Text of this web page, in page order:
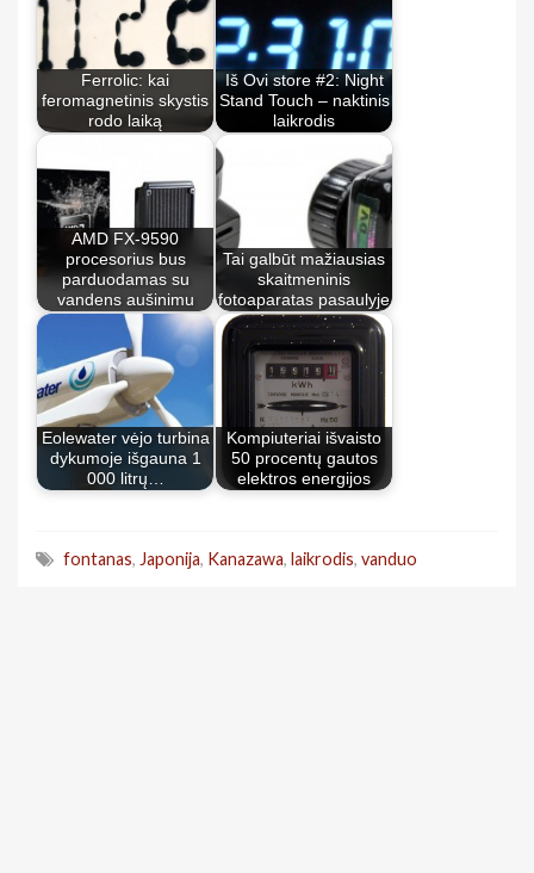
Ferrolic: kai
feromagnetinis skystis
rodo laiką
Iš Ovi store #2: Night
Stand Touch – naktinis
laikrodis
AMD FX-9590
procesorius bus
parduodamas su
vandens aušinimu
Tai galbūt mažiausias
skaitmeninis
fotoaparatas pasaulyje
Eolewater vėjo turbina
dykumoje išgauna 1
000 litrų…
Kompiuteriai išvaisto
50 procentų gautos
elektros energijos
fontanas, Japonija, Kanazawa, laikrodis, vanduo